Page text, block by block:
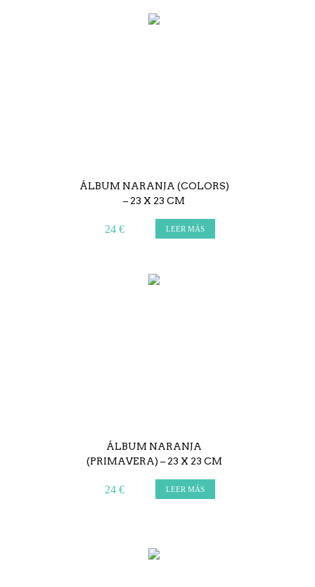
ÁLBUM NARANJA (COLORS)
– 23 X 23 CM
24 € LEER MÁS
ÁLBUM NARANJA
(PRIMAVERA) – 23 X 23 CM
24 € LEER MÁS